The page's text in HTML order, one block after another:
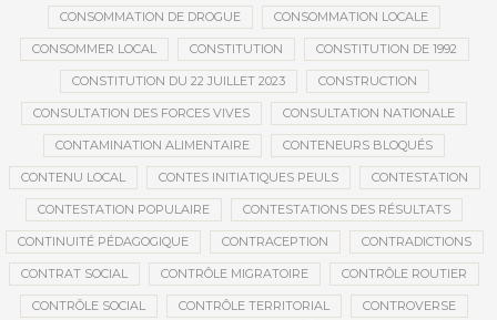
CONSOMMATION DE DROGUE CONSOMMATION LOCALE
CONSOMMER LOCAL CONSTITUTION CONSTITUTION DE 1992
CONSTITUTION DU 22 JUILLET 2023 CONSTRUCTION
CONSULTATION DES FORCES VIVES CONSULTATION NATIONALE
CONTAMINATION ALIMENTAIRE CONTENEURS BLOQUÉS
CONTENU LOCAL CONTES INITIATIQUES PEULS CONTESTATION
CONTESTATION POPULAIRE CONTESTATIONS DES RÉSULTATS
CONTINUITÉ PÉDAGOGIQUE CONTRACEPTION CONTRADICTIONS
CONTRAT SOCIAL CONTRÔLE MIGRATOIRE CONTRÔLE ROUTIER
CONTRÔLE SOCIAL CONTRÔLE TERRITORIAL CONTROVERSE